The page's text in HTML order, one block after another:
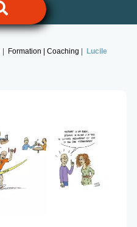
Formation | Coaching
Lucile
Next